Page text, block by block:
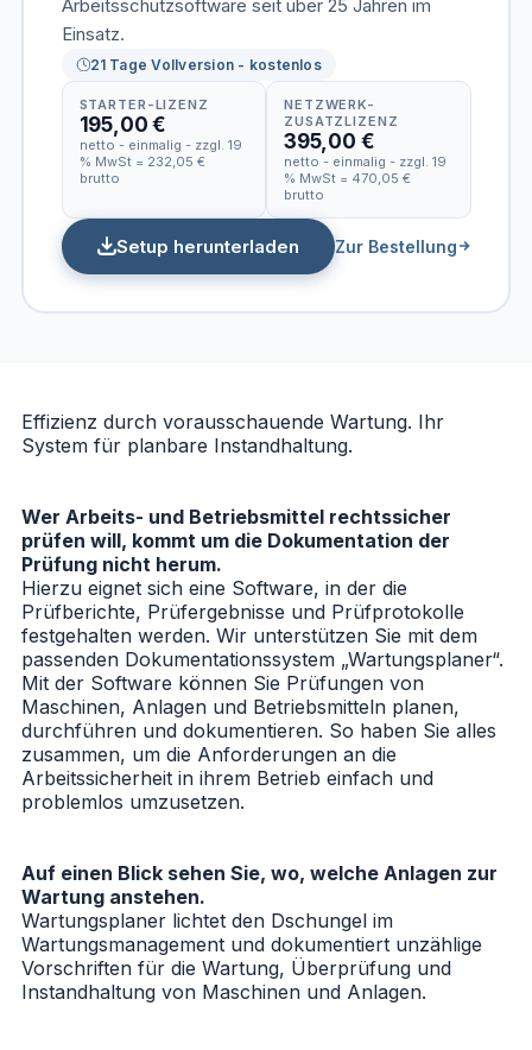
Arbeitsschutzsoftware seit über 25 Jahren im
Einsatz.
21 Tage Vollversion - kostenlos
STARTER-LIZENZ
195,00 €
netto - einmalig - zzgl. 19
% MwSt = 232,05 €
brutto
NETZWERK-
ZUSATZLIZENZ
395,00 €
netto - einmalig - zzgl. 19
% MwSt = 470,05 €
brutto
Setup herunterladen Zur Bestellung
Effizienz durch vorausschauende Wartung. Ihr
System für planbare Instandhaltung.
Wer Arbeits- und Betriebsmittel rechtssicher
prüfen will, kommt um die Dokumentation der
Prüfung nicht herum.
Hierzu eignet sich eine Software, in der die
Prüfberichte, Prüfergebnisse und Prüfprotokolle
festgehalten werden. Wir unterstützen Sie mit dem
passenden Dokumentationssystem „Wartungsplaner“.
Mit der Software können Sie Prüfungen von
Maschinen, Anlagen und Betriebsmitteln planen,
durchführen und dokumentieren. So haben Sie alles
zusammen, um die Anforderungen an die
Arbeitssicherheit in ihrem Betrieb einfach und
problemlos umzusetzen.
Auf einen Blick sehen Sie, wo, welche Anlagen zur
Wartung anstehen.
Wartungsplaner lichtet den Dschungel im
Wartungsmanagement und dokumentiert unzählige
Vorschriften für die Wartung, Überprüfung und
Instandhaltung von Maschinen und Anlagen.